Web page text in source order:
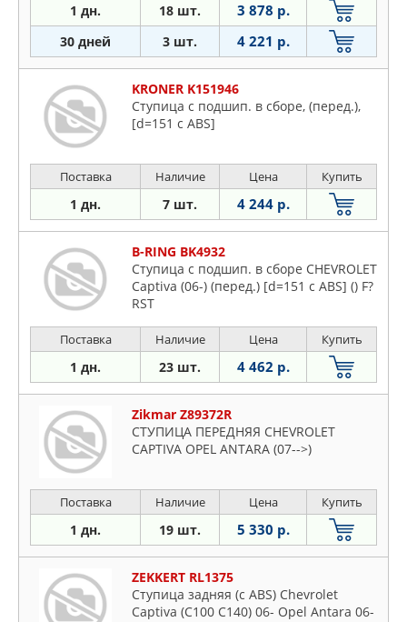
1 дн. 18 шт. 3 878 р.
30 дней 3 шт. 4 221 р.
KRONER K151946
Ступица с подшип. в сборе, (перед.),
[d=151 с ABS]
Поставка Наличие Цена Купить
1 дн. 7 шт. 4 244 р.
B-RING BK4932
Ступица с подшип. в сборе CHEVROLET
Captiva (06-) (перед.) [d=151 с ABS] () F?
RST
Поставка Наличие Цена Купить
1 дн. 23 шт. 4 462 р.
Zikmar Z89372R
СТУПИЦА ПЕРЕДНЯЯ CHEVROLET
CAPTIVA OPEL ANTARA (07-->)
Поставка Наличие Цена Купить
1 дн. 19 шт. 5 330 р.
ZEKKERT RL1375
Ступица задняя (с ABS) Chevrolet
Captiva (C100 C140) 06- Opel Antara 06-